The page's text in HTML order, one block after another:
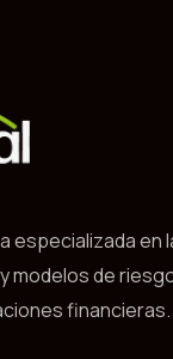
especializada en
modelos de
financieras.